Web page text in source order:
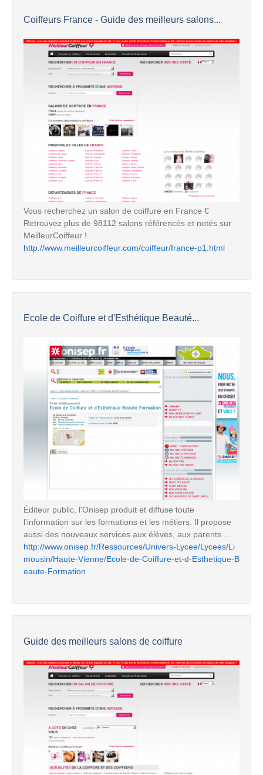
Coiffeurs France - Guide des meilleurs salons...
Vous recherchez un salon de coiffure en France €
Retrouvez plus de 98112 salons référencés et notés sur
MeilleurCoiffeur !
http://www.meilleurcoiffeur.com/coiffeur/france-p1.html
Ecole de Coiffure et d'Esthétique Beauté...
Éditeur public, l'Onisep produit et diffuse toute
l'information sur les formations et les métiers. Il propose
aussi des nouveaux services aux élèves, aux parents ...
http://www.onisep.fr/Ressources/Univers-Lycee/Lycees/Li
mousin/Haute-Vienne/Ecole-de-Coiffure-et-d-Esthetique-B
eaute-Formation
Guide des meilleurs salons de coiffure